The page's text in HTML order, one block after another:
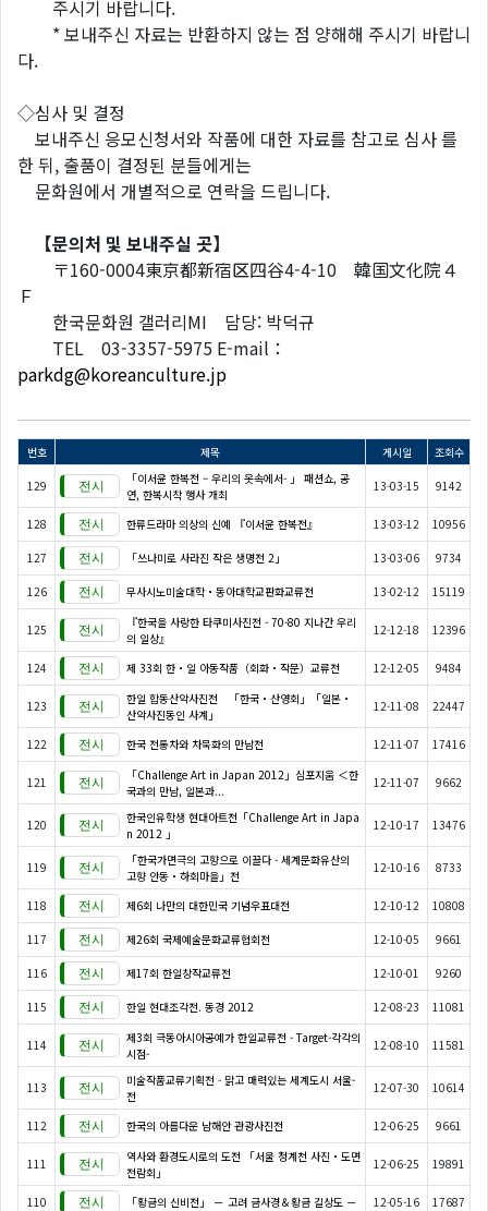
주시기 바랍니다.
* 보내주신 자료는 반환하지 않는 점 양해해 주시기 바랍니
다.
◇심사 및 결정
보내주신 응모신청서와 작품에 대한 자료를 참고로 심사 를
한 뒤, 출품이 결정된 분들에게는
문화원에서 개별적으로 연락을 드립니다.
【문의처 및 보내주실 곳】
〒160-0004東京都新宿区四谷4-4-10 韓国文化院４
Ｆ
한국문화원 갤러리MI 담당: 박덕규
TEL 03-3357-5975 E-mail：
parkdg@koreanculture.jp
번호 제목 게시일 조회수
129
「이서윤 한복전 – 우리의 옷속에서- 」 패션쇼, 공
연, 한복시착 행사 개최
13-03-15 9142
128 한류드라마 의상의 신예 『이서윤 한복전』 13-03-12 10956
127 「쓰나미로 사라진 작은 생명전 2」 13-03-06 9734
126 무사시노미술대학・동아대학교판화교류전 13-02-12 15119
125
『한국을 사랑한 타쿠미사진전 - 70-80 지나간 우리
의 일상』
12-12-18 12396
124 제 33회 한・일 아동작품（회화・작문）교류전 12-12-05 9484
123
한일 합동산악사진전 「한국・산영회」「일본・
산악사진동인 사계」
12-11-08 22447
122 한국 전통차와 차묵화의 만남전 12-11-07 17416
121
「Challenge Art in Japan 2012」심포지움 ＜한
국과의 만남, 일본과...
12-11-07 9662
120
한국인유학생 현대아트전「Challenge Art in Japa
n 2012 」
12-10-17 13476
119
「한국가면극의 고향으로 이끌다 - 세계문화유산의
고향 안동・하회마을」전
12-10-16 8733
118 제6회 나만의 대한민국 기념우표대전 12-10-12 10808
117 제26회 국제예술문화교류협회전 12-10-05 9661
116 제17회 한일창작교류전 12-10-01 9260
115 한일 현대조각전. 동경 2012 12-08-23 11081
114
제3회 극동아시아공예가 한일교류전 - Target-각각의
시점-
12-08-10 11581
113
미술작품교류기획전 - 맑고 매력있는 세계도시 서울-
전
12-07-30 10614
112 한국의 아름다운 남해안 관광사진전 12-06-25 9661
111
역사와 환경도시로의 도전 「서울 청계천 사진・도면
전람회」
12-06-25 19891
110 「황금의 신비전」 － 고려 금사경＆황금 길상도 － 12-05-16 17687